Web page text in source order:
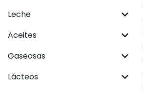
Leche
Aceites
Gaseosas
Lácteos